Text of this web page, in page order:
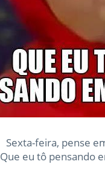
Sexta-feira, pense
Que eu tô pensando